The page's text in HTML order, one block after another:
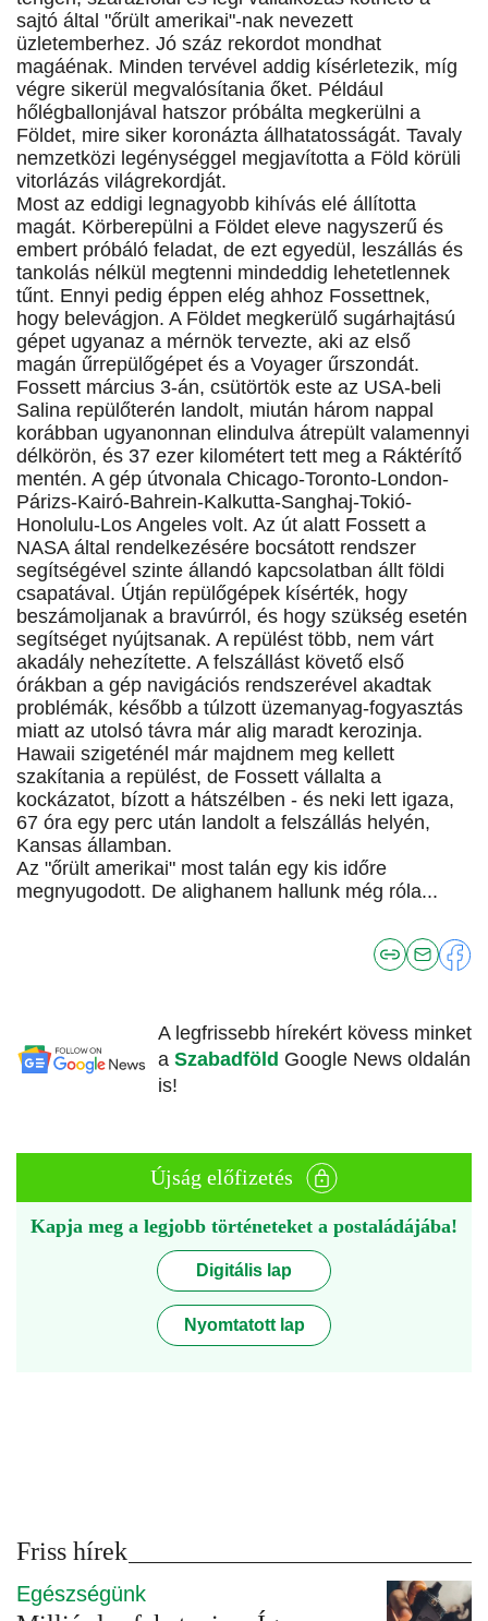
sajtó által "őrült amerikai"-nak nevezett
üzletemberhez. Jó száz rekordot mondhat
magáénak. Minden tervével addig kísérletezik, míg
végre sikerül megvalósítania őket. Például
hőlégballonjával hatszor próbálta megkerülni a
Földet, mire siker koronázta állhatatosságát. Tavaly
nemzetközi legénységgel megjavította a Föld körüli
vitorlázás világrekordját.
Most az eddigi legnagyobb kihívás elé állította
magát. Körberepülni a Földet eleve nagyszerű és
embert próbáló feladat, de ezt egyedül, leszállás és
tankolás nélkül megtenni mindeddig lehetetlennek
tűnt. Ennyi pedig éppen elég ahhoz Fossettnek,
hogy belevágjon. A Földet megkerülő sugárhajtású
gépet ugyanaz a mérnök tervezte, aki az első
magán űrrepülőgépet és a Voyager űrszondát.
Fossett március 3-án, csütörtök este az USA-beli
Salina repülőterén landolt, miután három nappal
korábban ugyanonnan elindulva átrepült valamennyi
délkörön, és 37 ezer kilométert tett meg a Ráktérítő
mentén. A gép útvonala Chicago-Toronto-London-
Párizs-Kairó-Bahrein-Kalkutta-Sanghaj-Tokió-
Honolulu-Los Angeles volt. Az út alatt Fossett a
NASA által rendelkezésére bocsátott rendszer
segítségével szinte állandó kapcsolatban állt földi
csapatával. Útján repülőgépek kísérték, hogy
beszámoljanak a bravúrról, és hogy szükség esetén
segítséget nyújtsanak. A repülést több, nem várt
akadály nehezítette. A felszállást követő első
órákban a gép navigációs rendszerével akadtak
problémák, később a túlzott üzemanyag-fogyasztás
miatt az utolsó távra már alig maradt kerozinja.
Hawaii szigeténél már majdnem meg kellett
szakítania a repülést, de Fossett vállalta a
kockázatot, bízott a hátszélben - és neki lett igaza,
67 óra egy perc után landolt a felszállás helyén,
Kansas államban.
Az "őrült amerikai" most talán egy kis időre
megnyugodott. De alighanem hallunk még róla...
A legfrissebb hírekért kövess minket
a Szabadföld Google News oldalán
is!
Újság előfizetés
Kapja meg a legjobb történeteket a postaládájába!
Digitális lap
Nyomtatott lap
Friss hírek
Egészségünk